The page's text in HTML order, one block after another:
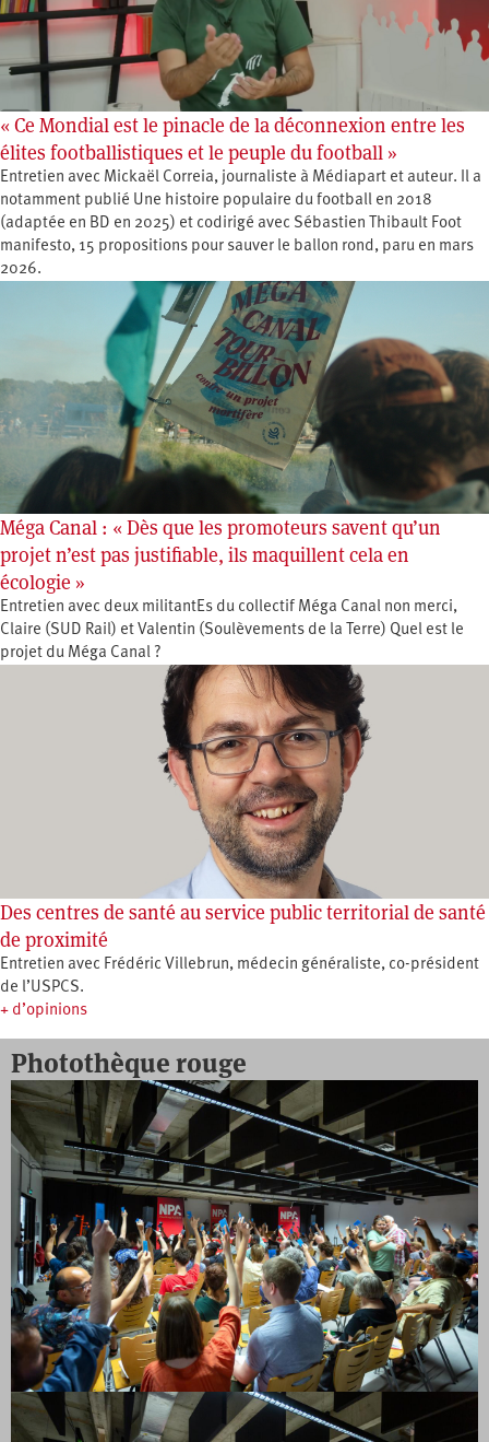
« Ce Mondial est le pinacle de la déconnexion entre les
élites footballistiques et le peuple du football »
Entretien avec Mickaël Correia, journaliste à Médiapart et auteur. Il a
notamment publié Une histoire populaire du football en 2018
(adaptée en BD en 2025) et codirigé avec Sébastien Thibault Foot
manifesto, 15 propositions pour sauver le ballon rond, paru en mars
2026.
Méga Canal : « Dès que les promoteurs savent qu’un
projet n’est pas justifiable, ils maquillent cela en
écologie »
Entretien avec deux militantEs du collectif Méga Canal non merci,
Claire (SUD Rail) et Valentin (Soulèvements de la Terre) Quel est le
projet du Méga Canal ?
Des centres de santé au service public territorial de santé
de proximité
Entretien avec Frédéric Villebrun, médecin généraliste, co-président
de l’USPCS.
+ d’opinions
Photothèque rouge